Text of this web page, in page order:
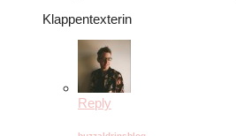
Klappentexterin
Reply